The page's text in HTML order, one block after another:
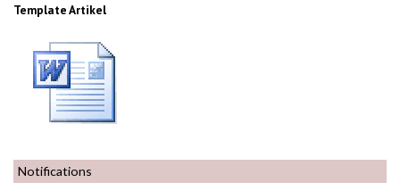
Template Artikel
Notifications